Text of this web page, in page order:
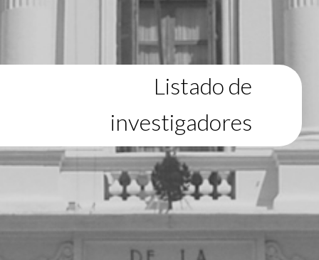
Listado de
investigadores